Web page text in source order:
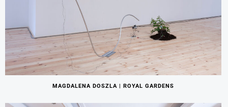
MAGDALENA DOSZLA | ROYAL GARDENS